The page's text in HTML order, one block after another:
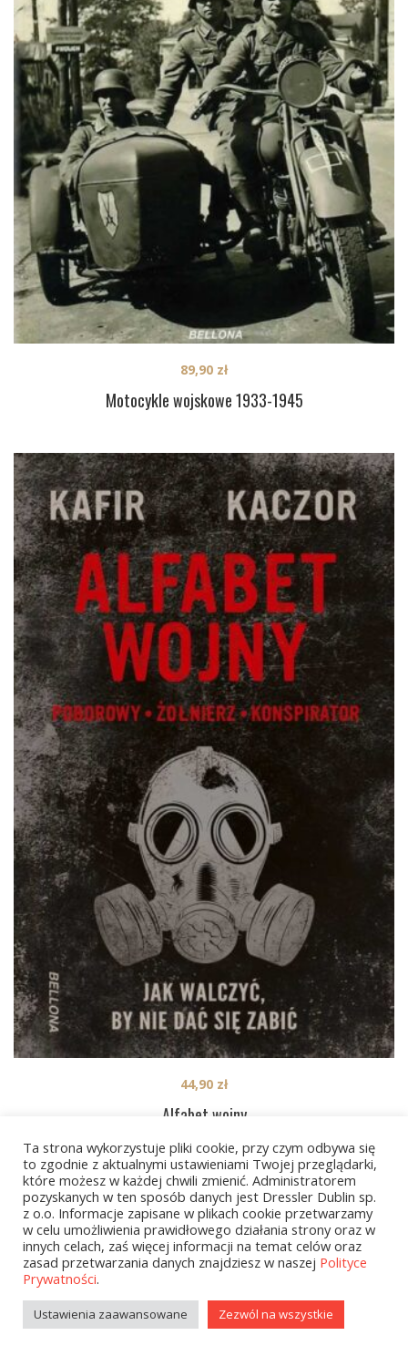
Motocykle wojskowe 1933-1945
89,90 zł
Alfabet wojny
44,90 zł
1 2 … 6 NEXT
Ta strona wykorzystuje pliki cookie, przy czym odbywa się
to zgodnie z aktualnymi ustawieniami Twojej przeglądarki,
które możesz w każdej chwili zmienić. Administratorem
pozyskanych w ten sposób danych jest Dressler Dublin sp.
z o.o. Informacje zapisane w plikach cookie przetwarzamy
w celu umożliwienia prawidłowego działania strony oraz w
innych celach, zaś więcej informacji na temat celów oraz
zasad przetwarzania danych znajdziesz w naszej Polityce
Prywatności.
Ustawienia zaawansowane Zezwól na wszystkie